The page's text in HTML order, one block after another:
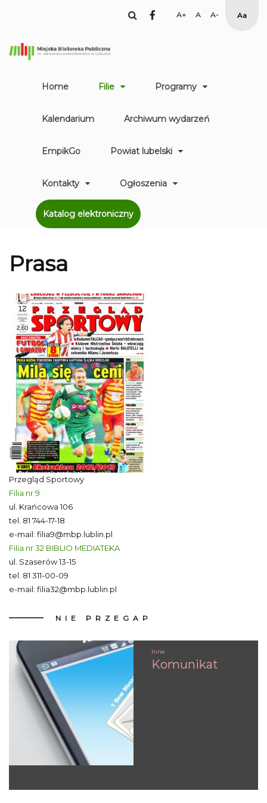
facebook
Set Set
Smaller
High
Home Filie Programy
Kalendarium Archiwum wydarzeń
EmpikGo Powiat lubelski
Kontakty Ogłoszenia
Katalog elektroniczny
Prasa
Przegląd Sportowy
Filia nr 9
ul. Krańcowa 106
tel. 81 744-17-18
e-mail: filia9@mbp.lublin.pl
Filia nr 32 BIBLIO MEDIATEKA
ul. Szaserów 13-15
tel. 81 311-00-09
e-mail: filia32@mbp.lublin.pl
NIE PRZEGAP
Inne
Komunikat